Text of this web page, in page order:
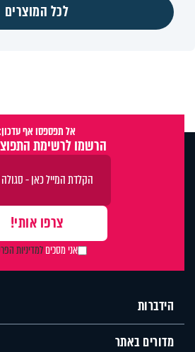
לכל המוצרים
אל תפספסו אף
הרשמו לרשימת
אני מסכיםלמדיניות
הידברות
מדורים באתר